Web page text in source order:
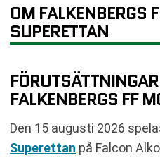
VANLIGA FRÅGOR OM
NORRBY IF
SENASTE RESULTAT
RESULTAT INBÖRDES
TABELL
KOMMANDE MATCHER
KOMMANDE MATCHER
OM FALKENBERGS
SUPERETTAN
FALKENBERGS FF
Den 15 augusti 2026
Superettan på Falcon